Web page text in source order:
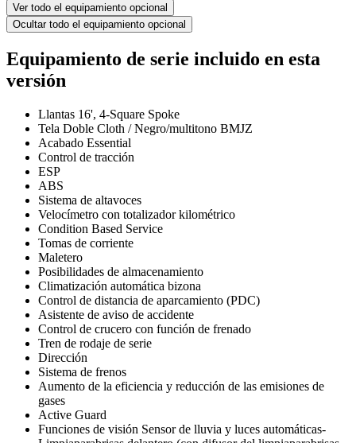
Ver todo el equipamiento opcional
Ocultar todo el equipamiento opcional
Equipamiento de serie incluido en esta
versión
Llantas 16', 4-Square Spoke
Tela Doble Cloth / Negro/multitono BMJZ
Acabado Essential
Control de tracción
ESP
ABS
Sistema de altavoces
Velocímetro con totalizador kilométrico
Condition Based Service
Tomas de corriente
Maletero
Posibilidades de almacenamiento
Climatización automática bizona
Control de distancia de aparcamiento (PDC)
Asistente de aviso de accidente
Control de crucero con función de frenado
Tren de rodaje de serie
Dirección
Sistema de frenos
Aumento de la eficiencia y reducción de las emisiones de
gases
Active Guard
Funciones de visión Sensor de lluvia y luces automáticas-